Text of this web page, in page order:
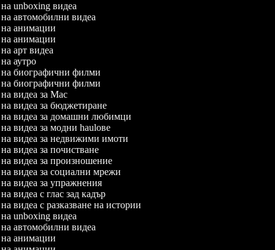
на unboxing видеа
на автомобилни видеа
на анимации
на анимации
на арт видеа
на аутро
на биографични филми
на биографични филми
на видеа за Mac
на видеа за бюджетиране
на видеа за домашни любимци
на видеа за модни haulове
на видеа за недвижими имоти
на видеа за почистване
на видеа за произношение
на видеа за социални мрежи
на видеа за упражнения
на видеа с глас зад кадър
на видеа с разказване на истории
на unboxing видеа
на автомобилни видеа
на анимации